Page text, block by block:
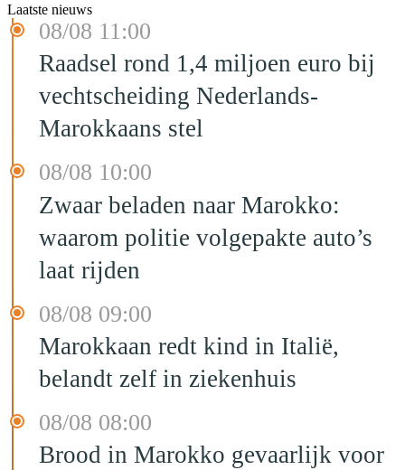
Laatste nieuws
08/08 11:00
Raadsel rond 1,4 miljoen euro bij
vechtscheiding Nederlands-
Marokkaans stel
08/08 10:00
Zwaar beladen naar Marokko:
waarom politie volgepakte auto’s
laat rijden
08/08 09:00
Marokkaan redt kind in Italië,
belandt zelf in ziekenhuis
08/08 08:00
Brood in Marokko gevaarlijk voor